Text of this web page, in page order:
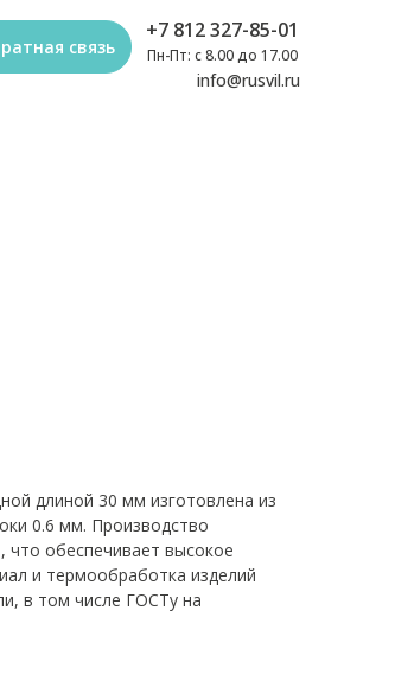
+7 812 327-85-01
Пн-Пт: с 8.00 до 17.00
info@rusvil.ru
связь
длиной 30 мм изготовлена из
0.6 мм. Производство
что обеспечивает высокое
и термообработка изделий
в том числе ГОСТу на